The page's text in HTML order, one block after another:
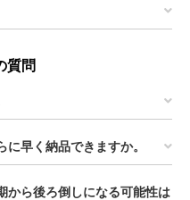
質問
早く納品できますか。
から後ろ倒しになる可能性は